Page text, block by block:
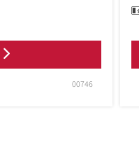
00746